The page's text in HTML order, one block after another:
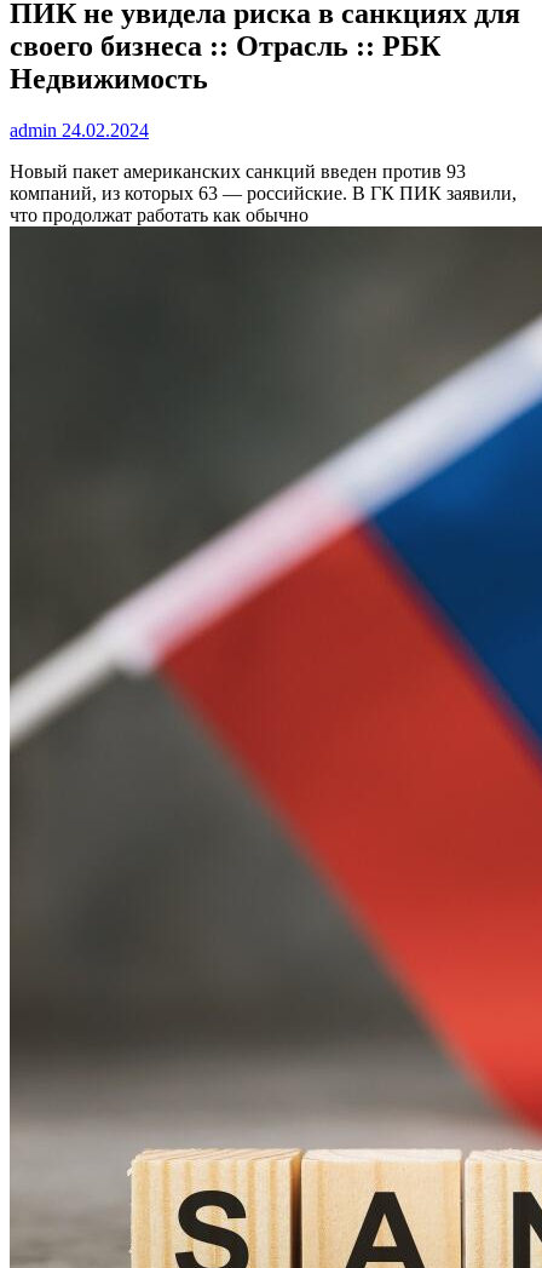
ПИК не увидела риска в санкциях для
своего бизнеса :: Отрасль :: РБК
Недвижимость
admin 24.02.2024
Новый пакет американских санкций введен против 93
компаний, из которых 63 — российские. В ГК ПИК заявили,
что продолжат работать как обычно